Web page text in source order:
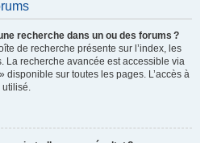
recherche dans un ou des forums ?
de recherche présente sur l’index, les
La recherche avancée est accessible via
disponible sur toutes les pages. L’accès à
utilisé.